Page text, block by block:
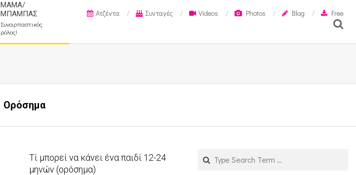
ΜΑΜΆ/
ΜΠΑΜΠΆΣ
Συναρπαστικός
ρόλος!
Ατζέντα Συνταγές Videos Photos Blog
Free
Search
Ορόσημα
Τί μπορεί να κάνει ένα παιδί 12-24
μηνών (ορόσημα)
Search